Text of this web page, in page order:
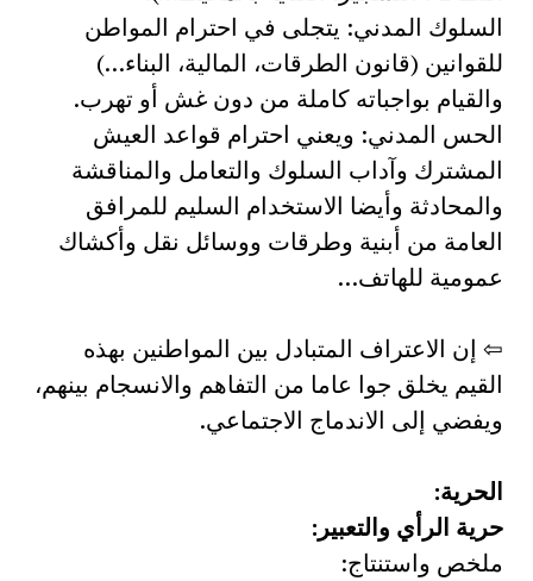
السلوك المدني: يتجلى في احترام المواطن
للقوانين (قانون الطرقات، المالية، البناء…)
والقيام بواجباته كاملة من دون غش أو تهرب.
الحس المدني: ويعني احترام قواعد العيش
المشترك وآداب السلوك والتعامل والمناقشة
والمحادثة وأيضا الاستخدام السليم للمرافق
العامة من أبنية وطرقات ووسائل نقل وأكشاك
عمومية للهاتف…
⇦ إن الاعتراف المتبادل بين المواطنين بهذه
القيم يخلق جوا عاما من التفاهم والانسجام بينهم،
ويفضي إلى الاندماج الاجتماعي.
الحرية:
حرية الرأي والتعبير:
ملخص واستنتاج: